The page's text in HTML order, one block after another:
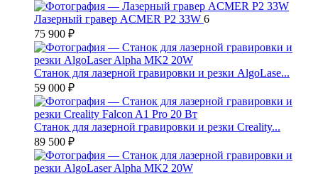
Лазерный гравер ACMER P2 33W 6
75 900 ₽
Станок для лазерной гравировки и резки AlgoLase...
59 000 ₽
Станок для лазерной гравировки и резки Creality...
89 500 ₽